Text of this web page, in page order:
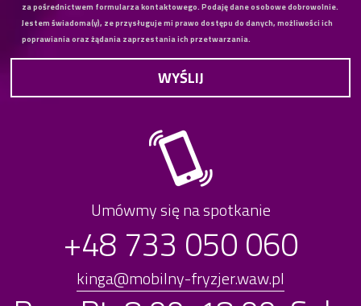
za pośrednictwem formularza kontaktowego. Podaję dane osobowe dobrowolnie.
Jestem świadoma(y), ze przysługuje mi prawo dostępu do danych, możliwości ich
poprawiania oraz żądania zaprzestania ich przetwarzania.
Umówmy się na spotkanie
+48 733 050 060
kinga@mobilny-fryzjer.waw.pl